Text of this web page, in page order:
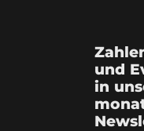
und
in